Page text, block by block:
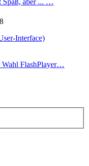
Spaß, aber ... …
Interface)
Wahl FlashPlayer…